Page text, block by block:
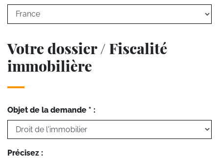
Votre dossier / Fiscalité
immobilière
Objet de la demande * :
Précisez :